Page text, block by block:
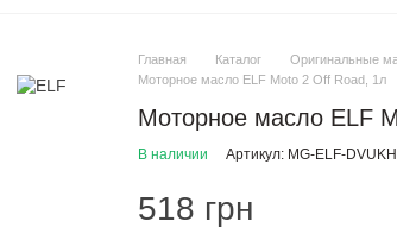
Главная Каталог Оригинальные
Моторное масло ELF Moto 2 Off Road, 1л
Моторное масло ELF
В наличии Артикул: MG-ELF-
518 грн